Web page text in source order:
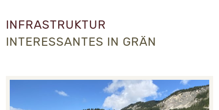
INFRASTRUKTUR
INTERESSANTES IN GRÄN